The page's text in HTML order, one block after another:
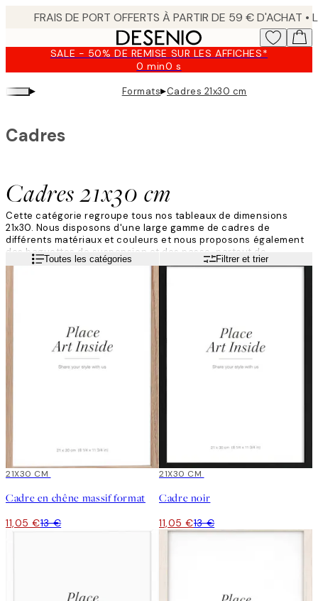
content.SALE - 50% DE REMISE SUR LES AFFICHES*
0 min0 s
Valable
jusqu'au
:
▸ Formats▸Cadres 21x30 cm
Cadres 21x30 cm
Cadres
Cette catégorie regroupe tous nos tableaux de dimensions
21x30. Nous disposons d'une large gamme de cadres de
différents matériaux et couleurs et nous proposons également
des baguettes de suspension et des passe-partout de
dimensions similaires. Combinez plusieurs cadres de différentes
Lire la suiteToutes les catégories Filtrer et trier
15%*
21X30 CM
Cadre en chêne massif format
11,05 €13 €
15%*
21X30 CM
Cadre noir
11,05 €13 €